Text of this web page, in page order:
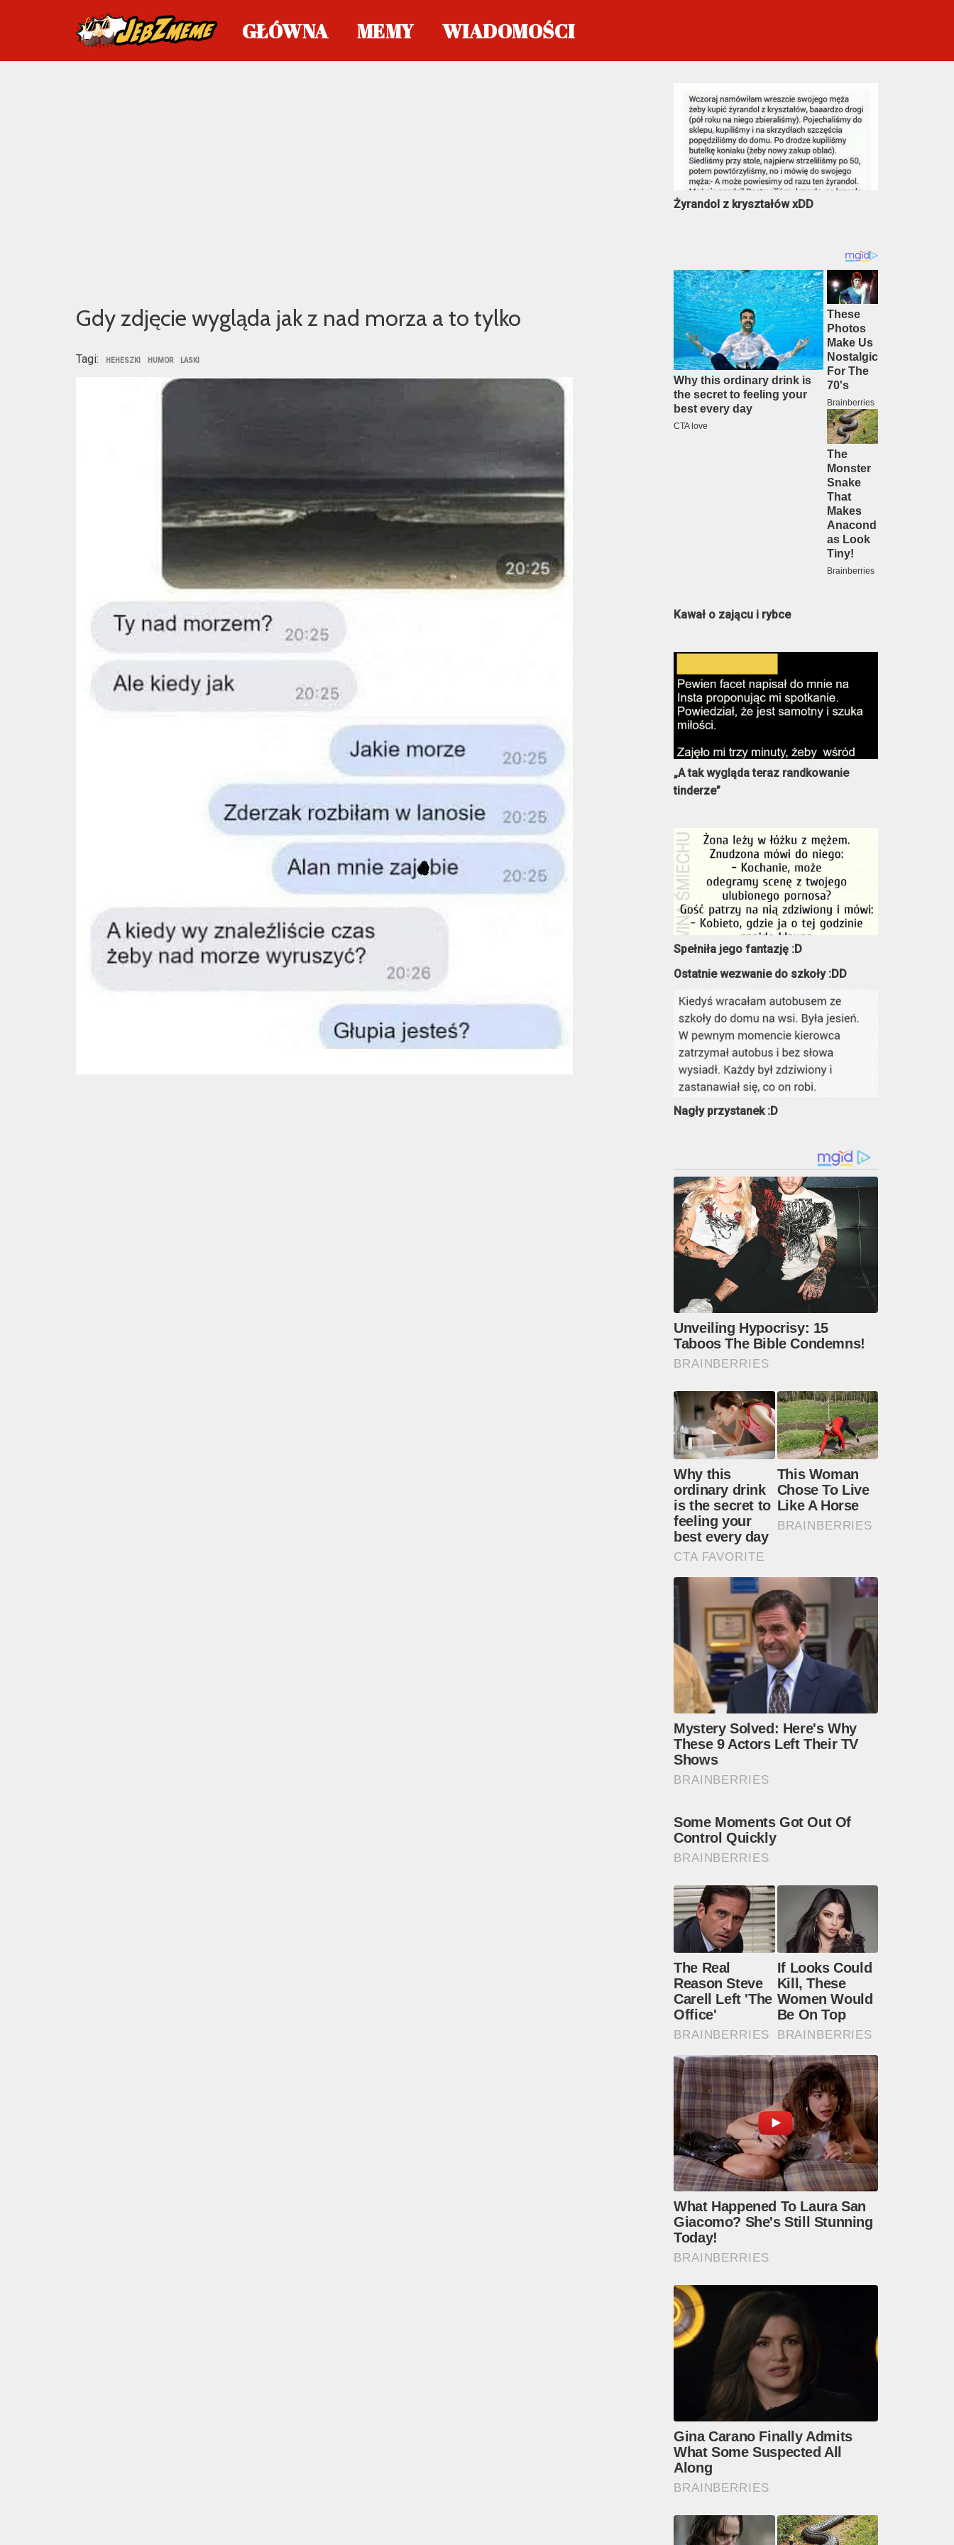
GŁÓWNA MEMY WIADOMOŚCI
Gdy zdjęcie wygląda jak z nad morza a to tylko
Tagi: HEHESZKI HUMOR LASKI
Żyrandol z kryształów xDD
Kawał o zającu i rybce
„A tak wygląda teraz randkowanie
tinderze”
Spełniła jego fantazję :D
Ostatnie wezwanie do szkoły :DD
Nagły przystanek :D